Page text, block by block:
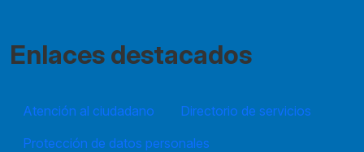
Enlaces destacados
Atención al ciudadano
Directorio de servicios
Protección de datos personales